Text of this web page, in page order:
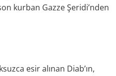
kurban Gazze Şeridi’nden
esir alınan Diab’ın,